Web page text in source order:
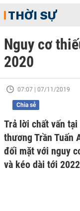
THỜI SỰ
Nguy cơ
2020
07:07 | 07/11/2019
Chia sẻ
Trả lời chất vấn
thương Trần Tuấn
đối mặt với nguy
và kéo dài tới